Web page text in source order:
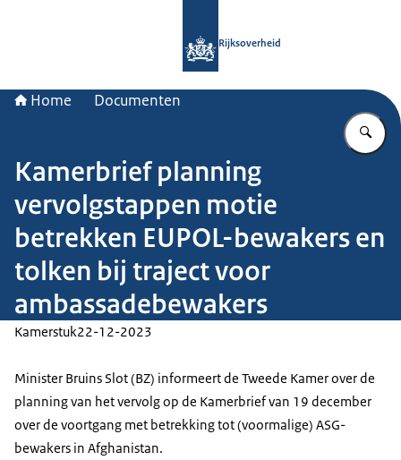
Rijksoverheid
Home Documenten
Kamerbrief planning
vervolgstappen motie
betrekken EUPOL-bewakers en
tolken bij traject voor
ambassadebewakers
Kamerstuk22-12-2023
Minister Bruins Slot (BZ) informeert de Tweede Kamer over de
planning van het vervolg op de Kamerbrief van 19 december
over de voortgang met betrekking tot (voormalige) ASG-
bewakers in Afghanistan.